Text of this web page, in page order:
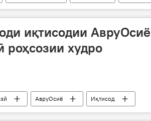
иқтисодии АвруОсиё
роҳсозии худро
АвруОсиё Иқтисод